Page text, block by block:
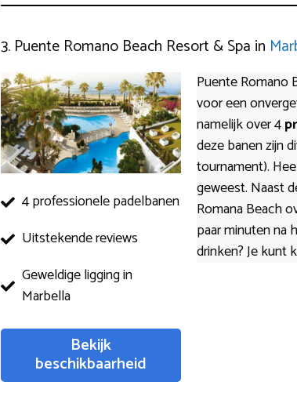
3. Puente Romano Beach Resort & Spa in
4 professionele padelbanen
Uitstekende reviews
Geweldige ligging in
Marbella
Bekijk
beschikbaarheid
Puente Romano
voor een
namelijk over 4
deze banen zijn
tournament).
geweest. Naast
Romana Beach
paar minuten na
drinken? Je kunt